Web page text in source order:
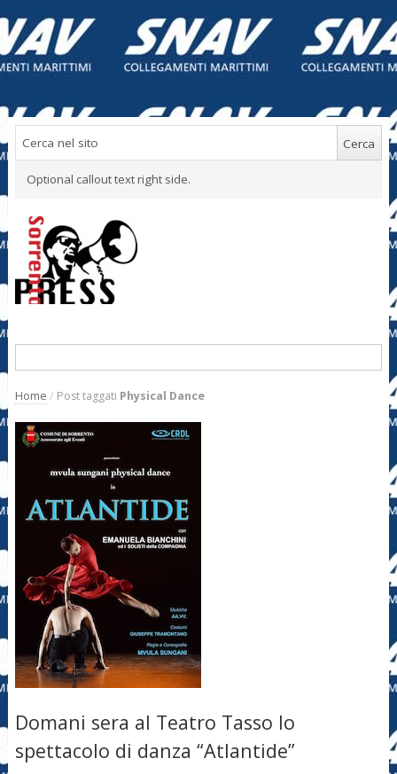
Optional callout text right side.
Home / Post taggati Physical Dance
Domani sera al Teatro Tasso lo
spettacolo di danza “Atlantide”